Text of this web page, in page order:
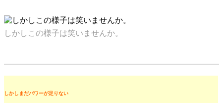
しかしこの様子は笑いませんか。
しかしまだパワーが足りない